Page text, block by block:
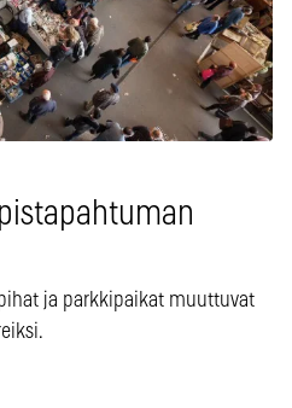
ja parkkipaikat muuttuvat